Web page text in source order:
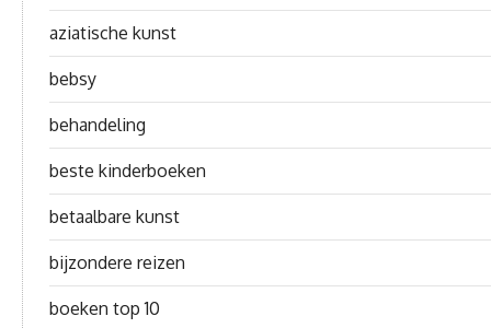
aziatische kunst
bebsy
behandeling
beste kinderboeken
betaalbare kunst
bijzondere reizen
boeken top 10